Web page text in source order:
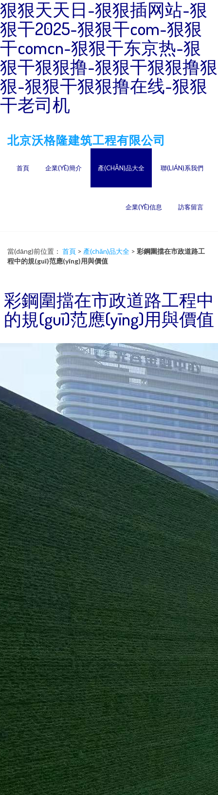
狠狠天天日-狠狠插网站-狠
狠干2025-狠狠干com-狠狠
干comcn-狠狠干东京热-狠
狠干狠狠撸-狠狠干狠狠撸狠
狠-狠狠干狠狠撸在线-狠狠
干老司机
北京沃格隆建筑工程有限公司
首頁 企業(YÈ)簡介 產(CHǍN)品大全 聯(LIÁN)系我們
企業(YÈ)信息 訪客留言
當(dāng)前位置： 首頁 > 產(chǎn)品大全 > 彩鋼圍擋在市政道路工
程中的規(guī)范應(yīng)用與價值
彩鋼圍擋在市政道路工程中
的規(guī)范應(yīng)用與價值